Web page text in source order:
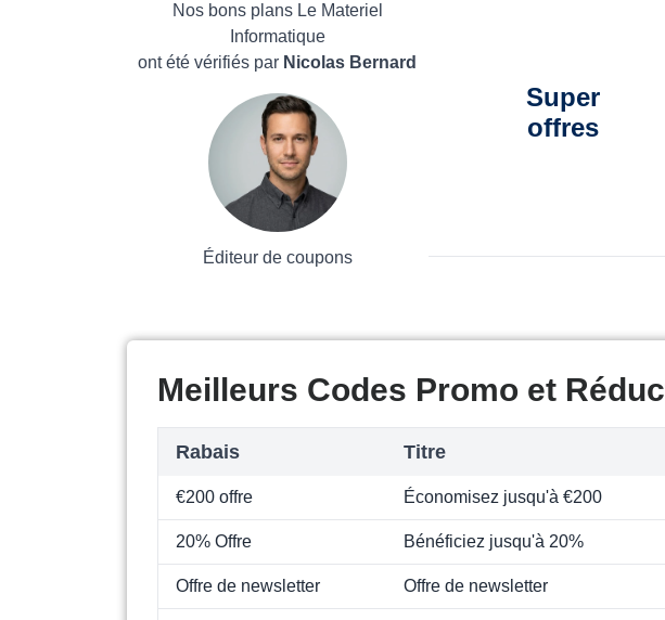
Nos bons plans Le Materiel
Informatique
ont été vérifiés par Nicolas Bernard
Éditeur de coupons
Super
offres
Meilleurs Codes Promo et
Rabais Titre
€200 offre Économisez jusqu'à €200
20% Offre Bénéficiez jusqu'à 20%
Offre de newsletter Offre de newsletter